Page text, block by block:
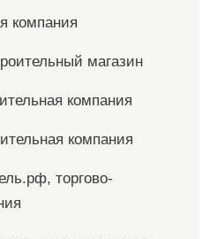
компания
магазин
компания
компания
торгово-